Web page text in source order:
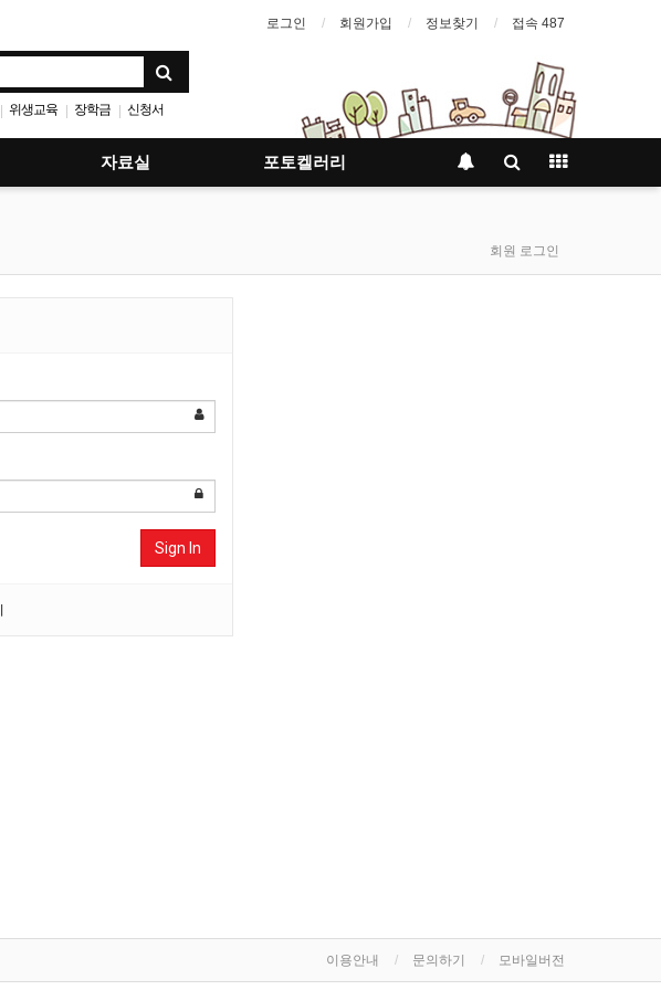
로그인 회원가입 정보찾기 접속 487
| 위생교육 | 장학금 | 신청서
자료실 포토켈러리
회원 로그인
Sign In
이용안내 문의하기 모바일버전